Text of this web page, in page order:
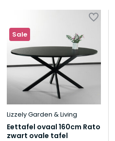
Sale
Lizzely Garden & Living
Eettafel ovaal 160cm Rato
zwart ovale tafel